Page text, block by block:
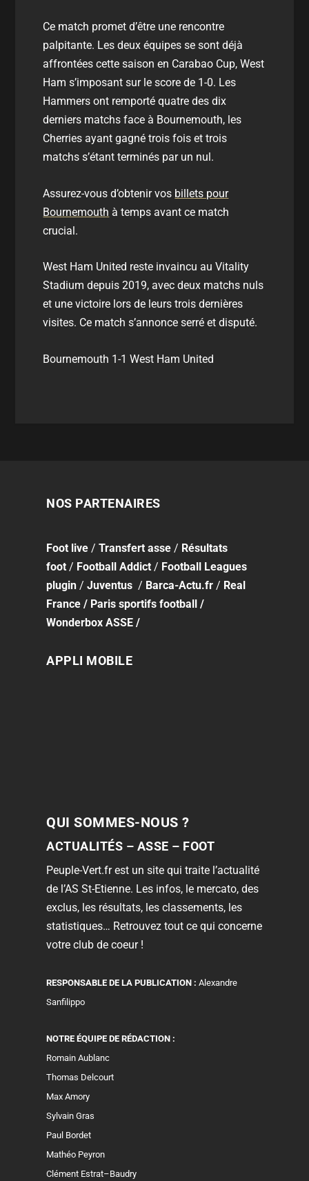
Ce match promet d’être une rencontre
palpitante. Les deux équipes se sont déjà
affrontées cette saison en Carabao Cup, West
Ham s’imposant sur le score de 1-0. Les
Hammers ont remporté quatre des dix
derniers matchs face à Bournemouth, les
Cherries ayant gagné trois fois et trois
matchs s’étant terminés par un nul.
Assurez-vous d’obtenir vos billets pour
Bournemouth à temps avant ce match
crucial.
West Ham United reste invaincu au Vitality
Stadium depuis 2019, avec deux matchs nuls
et une victoire lors de leurs trois dernières
visites. Ce match s’annonce serré et disputé.
Bournemouth 1-1 West Ham United
NOS PARTENAIRES
Foot live /Transfert asse / Résultats
foot / Football Addict / Football Leagues
plugin /Juventus / Barca-Actu.fr / Real
France / Paris sportifs football /
Wonderbox ASSE /
APPLI MOBILE
QUI SOMMES-NOUS ?
ACTUALITÉS – ASSE – FOOT
Peuple-Vert.fr est un site qui traite l’actualité
de l’AS St-Etienne. Les infos, le mercato, des
exclus, les résultats, les classements, les
statistiques… Retrouvez tout ce qui concerne
votre club de coeur !
RESPONSABLE DE LA PUBLICATION : Alexandre
Sanfilippo
NOTRE ÉQUIPE DE RÉDACTION :
Romain Aublanc
Thomas Delcourt
Max Amory
Sylvain Gras
Paul Bordet
Mathéo Peyron
Clément Estrat–Baudry